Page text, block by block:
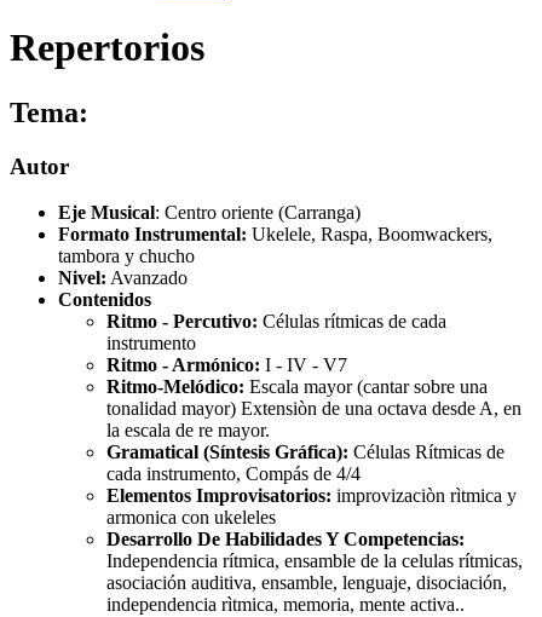
Repertorios
Tema:
Autor
Eje Musical: Centro oriente (Carranga)
Formato Instrumental: Ukelele, Raspa, Boomwackers,
tambora y chucho
Nivel: Avanzado
Contenidos
Ritmo - Percutivo: Células rítmicas de cada
instrumento
Ritmo - Armónico: I - IV - V7
Ritmo-Melódico: Escala mayor (cantar sobre una
tonalidad mayor) Extensiòn de una octava desde A, en
la escala de re mayor.
Gramatical (Síntesis Gráfica): Células Rítmicas de
cada instrumento, Compás de 4/4
Elementos Improvisatorios: improvizaciòn rìtmica y
armonica con ukeleles
Desarrollo De Habilidades Y Competencias:
Independencia rítmica, ensamble de la celulas rítmicas,
asociación auditiva, ensamble, lenguaje, disociación,
independencia rìtmica, memoria, mente activa..